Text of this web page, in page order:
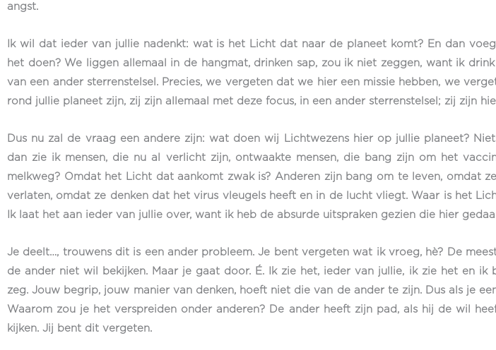
angst.
Ik wil dat ieder van jullie nadenkt: wat is het Licht dat naar de planeet komt? En dan
het doen? We liggen allemaal in de hangmat, drinken sap, zou ik niet zeggen, want ik
van een ander sterrenstelsel. Precies, we vergeten dat we hier een missie hebben, we
rond jullie planeet zijn, zij zijn allemaal met deze focus, in een ander sterrenstelsel; zij zijn
Dus nu zal de vraag een andere zijn: wat doen wij Lichtwezens hier op jullie planeet?
dan zie ik mensen, die nu al verlicht zijn, ontwaakte mensen, die bang zijn om het
melkweg? Omdat het Licht dat aankomt zwak is? Anderen zijn bang om te leven, omdat
verlaten, omdat ze denken dat het virus vleugels heeft en in de lucht vliegt. Waar is het
Ik laat het aan ieder van jullie over, want ik heb de absurde uitspraken gezien die hier
Je deelt…, trouwens dit is een ander probleem. Je bent vergeten wat ik vroeg, hè? De
de ander niet wil bekijken. Maar je gaat door. É. Ik zie het, ieder van jullie, ik zie het en
zeg. Jouw begrip, jouw manier van denken, hoeft niet die van de ander te zijn. Dus als je
Waarom zou je het verspreiden onder anderen? De ander heeft zijn pad, als hij de wil
kijken. Jij bent dit vergeten.